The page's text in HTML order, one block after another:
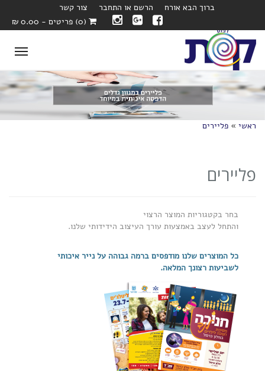
ברוך הבא אורח הרשם או התחבר
צור קשר
(0) פריטים - 0.00 ₪
ראשי » פליירים
פליירים
בחר בקטגוריות המוצר הרצוי
והתחל לעצב באמצעות עורך העיצוב הידידותי שלנו.
כל המוצרים שלנו מודפסים ברמה גבוהה על נייר איכותי
לשביעות רצונך המלאה.